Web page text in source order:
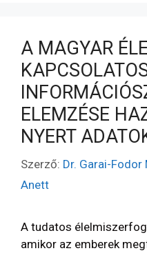
A MAGYAR
ELEMZÉSE
NYERT
Szerző: Dr. Garai-Fodor
Anett
A tudatos
amikor az emberek